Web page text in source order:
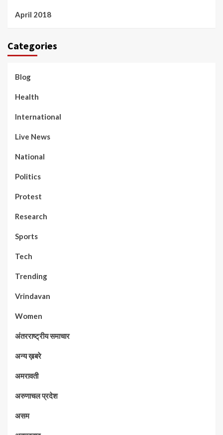
April 2018
Categories
Blog
Health
International
Live News
National
Politics
Protest
Research
Sports
Tech
Trending
Vrindavan
Women
अंतरराष्ट्रीय समाचार
अन्य ख़बरे
अमरावती
अरुणाचल प्रदेश
असम